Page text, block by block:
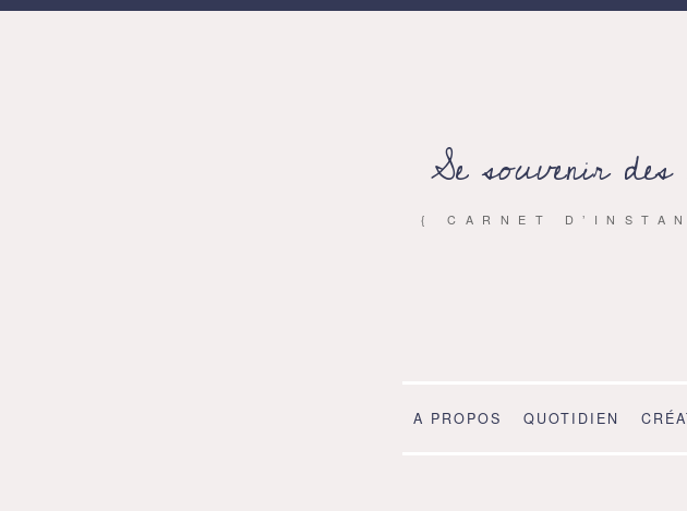
Se souvenir des
{ CARNET
A PROPOS QUOTIDIEN